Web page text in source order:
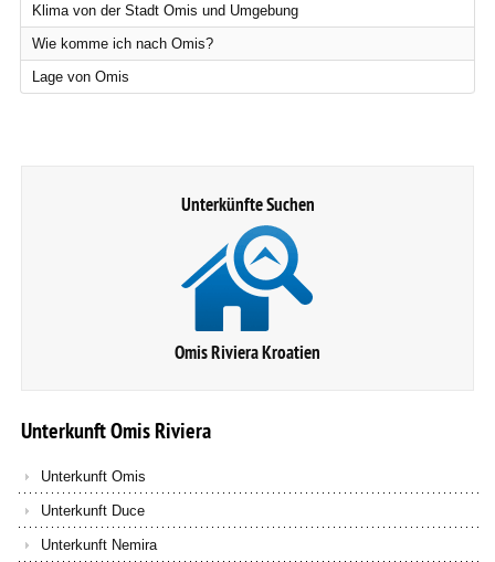
Klima von der Stadt Omis und Umgebung
Wie komme ich nach Omis?
Lage von Omis
Unterkünfte Suchen
Omis Riviera Kroatien
UnterkunftOmisRiviera
Unterkunft Omis
Unterkunft Duce
Unterkunft Nemira